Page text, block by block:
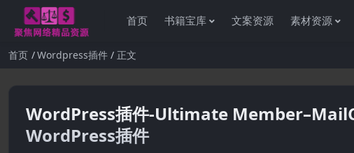
首页 书籍宝库 文案资源 素材资源
首页 Wordpress插件 正文
WordPress插件-Ultimate
WordPress插件